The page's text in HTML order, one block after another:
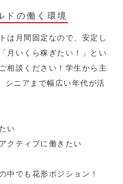
ドの働く環境
は月間固定なので、安定し
月いくら稼ぎたい！」とい
相談ください！学生から主
シニアまで幅広い年代が活
い
クティブに働きたい
中でも花形ポジション！